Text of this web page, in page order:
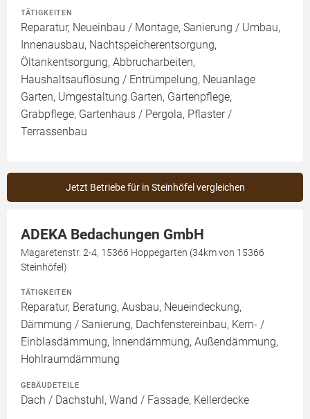
TÄTIGKEITEN
Reparatur, Neueinbau / Montage, Sanierung / Umbau,
Innenausbau, Nachtspeicherentsorgung,
Öltankentsorgung, Abbrucharbeiten,
Haushaltsauflösung / Entrümpelung, Neuanlage
Garten, Umgestaltung Garten, Gartenpflege,
Grabpflege, Gartenhaus / Pergola, Pflaster /
Terrassenbau
Jetzt Betriebe für in Steinhöfel vergleichen
ADEKA Bedachungen GmbH
Magaretenstr. 2-4, 15366 Hoppegarten (34km von 15366
Steinhöfel)
TÄTIGKEITEN
Reparatur, Beratung, Ausbau, Neueindeckung,
Dämmung / Sanierung, Dachfenstereinbau, Kern- /
Einblasdämmung, Innendämmung, Außendämmung,
Hohlraumdämmung
GEBÄUDETEILE
Dach / Dachstuhl, Wand / Fassade, Kellerdecke